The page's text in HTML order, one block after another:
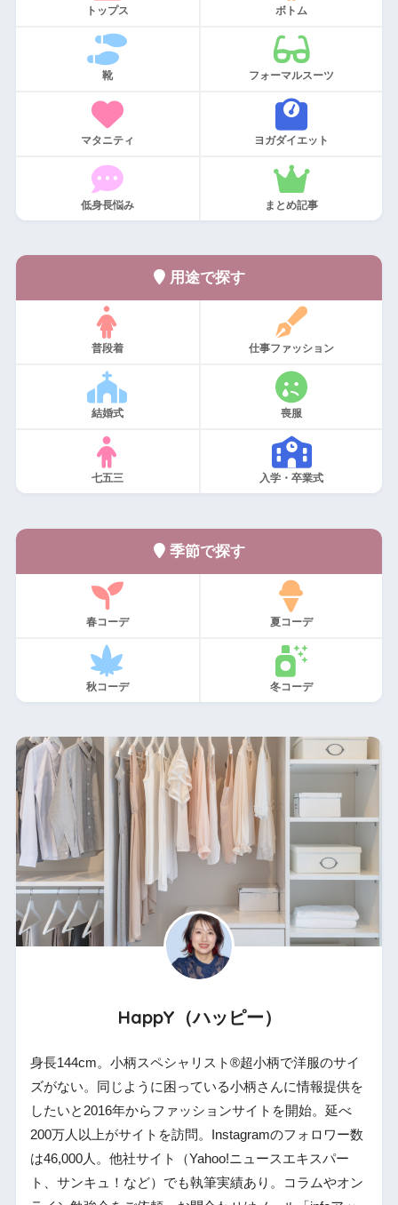
トップス ボトム
靴 フォーマルスーツ
マタニティ ヨガダイエット
低身長悩み まとめ記事
用途で探す
普段着 仕事ファッション
結婚式 喪服
七五三 入学・卒業式
季節で探す
春コーデ 夏コーデ
秋コーデ 冬コーデ
HappY（ハッピー）
身長144cm。小柄スペシャリスト®︎超小柄で洋服のサイ
ズがない。同じように困っている小柄さんに情報提供を
したいと2016年からファッションサイトを開始。延べ
200万人以上がサイトを訪問。Instagramのフォロワー数
は46,000人。他社サイト（Yahoo!ニュースエキスパー
ト、サンキュ！など）でも執筆実績あり。コラムやオン